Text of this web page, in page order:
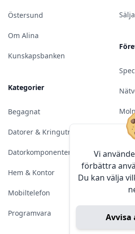
Vi
förbättra
Du kan välja
Avvisa
Östersund
Om Alina
Kunskapsbanken
Kategorier
Begagnat
Datorer & Kringutrustning
Datorkomponenter
Hem & Kontor
Mobiltelefon
Programvara